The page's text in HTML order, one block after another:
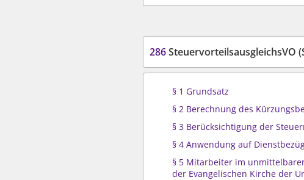
286SteuervorteilsausgleichsVO
§ 1 Grundsatz
§ 2 Berechnung des
§ 3 Berücksichtigung der
§ 4 Anwendung auf
§ 5 Mitarbeiter im
der Evangelischen Kirche der